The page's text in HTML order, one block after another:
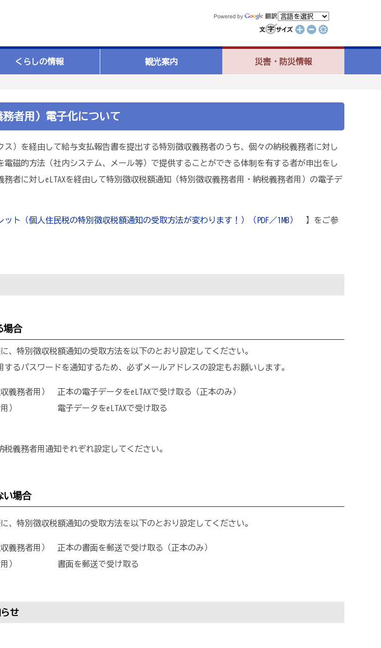
くらしの情報 観光案内 災害・防災情報
者用）電子化について
ス）を経由して給与支払報告書を提出する特別徴収義務者のうち、個々の納税義務者に対し
磁的方法（社内システム、メール等）で提供することができる体制を有する者が申出をし
者に対しeLTAXを経由して特別徴収税額通知（特別徴収義務者用・納税義務者用）の電子デ
ト（個人住民税の特別徴収税額通知の受取方法が変わります！）（PDF／1MB）
】をご参
場合
、特別徴収税額通知の受取方法を以下のとおり設定してください。
るパスワードを通知するため、必ずメールアドレスの設定もお願いします。
義務者用） 正本の電子データをeLTAXで受け取る（正本のみ）
者用） 電子データをeLTAXで受け取る
義務者用通知それぞれ設定してください。
い場合
、特別徴収税額通知の受取方法を以下のとおり設定してください。
義務者用） 正本の書面を郵送で受け取る（正本のみ）
者用） 書面を郵送で受け取る
せ